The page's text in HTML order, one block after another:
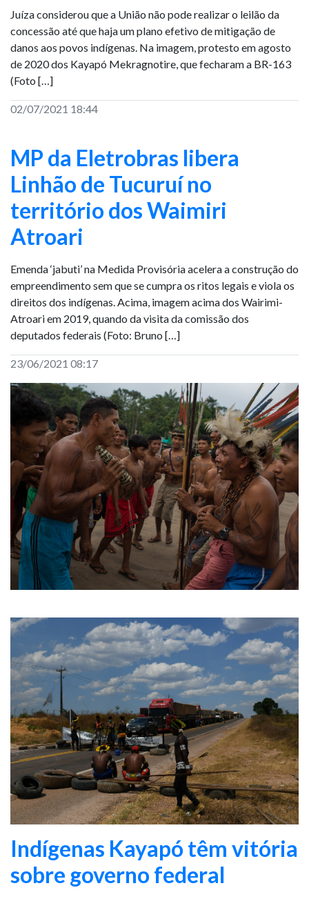
Juíza considerou que a União não pode realizar o leilão da
concessão até que haja um plano efetivo de mitigação de
danos aos povos indígenas. Na imagem, protesto em agosto
de 2020 dos Kayapó Mekragnotire, que fecharam a BR-163
(Foto […]
02/07/2021 18:44
MP da Eletrobras libera
Linhão de Tucuruí no
território dos Waimiri
Atroari
Emenda ‘jabuti’ na Medida Provisória acelera a construção do
empreendimento sem que se cumpra os ritos legais e viola os
direitos dos indígenas. Acima, imagem acima dos Wairimi-
Atroari em 2019, quando da visita da comissão dos
deputados federais (Foto: Bruno […]
23/06/2021 08:17
Indígenas Kayapó têm vitória
sobre governo federal